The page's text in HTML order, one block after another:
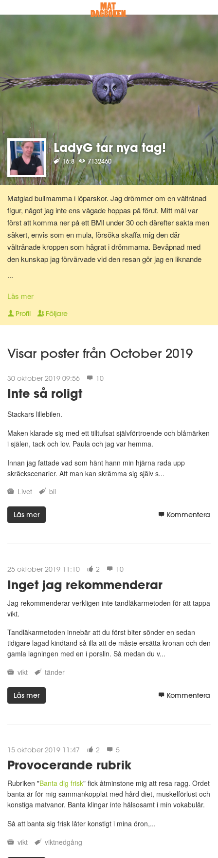
LadyG tar nya tag!
16:8 7132460
Matglad bullmamma i löparskor. Jag drömmer om en vältränad
figur, något jag inte ens vågade hoppas på förut. Mitt mål var
först att komma ner på ett BMI under 30 och därefter sakta men
säkert, envis som en mula, försöka skaffa mig den där
vältränade kroppen som hägrat i drömmarna. Beväpnad med
den kunskap jag förvärvade vid den resan gör jag en liknande
Nu för tiden är jag en av Matdagbokens mentorer, skicka ett
privat meddelande om du vill ha stöd och pepp privat eller om du
...
Läs mer
Profil Följare
Visar poster från October 2019
30 oktober 2019 09:56 10
Inte så roligt
Stackars lillebilen.
Maken klarade sig med ett tilltufsat självförtroende och blåmärken
i själen, tack och lov. Paula och jag var hemma.
Innan jag fattade vad som hänt hann min hjärna rada upp
skräckscenarier. Att man kan skrämma sig själv s...
Livet
bil
Läs mer Kommentera
25 oktober 2019 11:10 2 10
Inget jag rekommenderar
Jag rekommenderar verkligen inte tandläkarmetoden för att tappa
vikt.
Tandläkarmetoden innebär att du först biter sönder en sedan
tidigare lagad kindtand så illa att de måste ersätta kronan och den
gamla lagningen med en i porslin. Så medan du v...
vikt
tänder
Läs mer Kommentera
15 oktober 2019 11:47 2 5
Provocerande rubrik
Rubriken "Banta dig frisk" fick åtminstone mig att resa ragg. Ordet
banta är för mig sammankopplat med hård diet, muskelförlust och
konstiga matvanor. Banta klingar inte hälsosamt i min vokabulär.
Så att banta sig frisk låter konstigt i mina öron,...
vikt
viktnedgång